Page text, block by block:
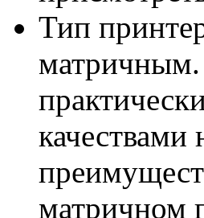
Тип
матричным.
качествами
матричном